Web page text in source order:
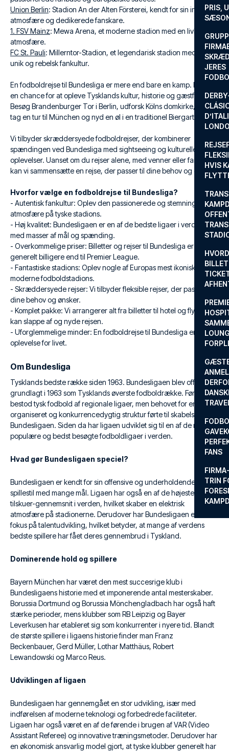
PRIS,
JERES
HVIS
FANS
TRIN
Union Berlin: Stadion An der Alten Försterei, kendt for sin intime
atmosfære og dedikerede fanskare.
1. FSV Mainz: Mewa Arena, et moderne stadion med en livlig
atmosfære.
FC St. Pauli: Millerntor-Stadion, et legendarisk stadion med en
unik og rebelsk fankultur.
En fodboldrejse til Bundesliga er mere end bare en kamp. Det er
en chance for at opleve Tysklands kultur, historie og gæstfrihed.
Besøg Brandenburger Tor i Berlin, udforsk Kölns domkirke, eller
tag en tur til München og nyd en øl i en traditionel Biergarten.
Vi tilbyder skræddersyede fodboldrejser, der kombinerer
spændingen ved Bundesliga med sightseeing og kulturelle
oplevelser. Uanset om du rejser alene, med venner eller familie,
kan vi sammensætte en rejse, der passer til dine behov og ønsker.
Hvorfor vælge en fodboldrejse til Bundesliga?
- Autentisk fankultur: Oplev den passionerede og stemningsfyldte
atmosfære på tyske stadions.
- Høj kvalitet: Bundesligaen er en af de bedste ligaer i verden
med masser af mål og spænding.
- Overkommelige priser: Billetter og rejser til Bundesliga er
generelt billigere end til Premier League.
- Fantastiske stadions: Oplev nogle af Europas mest ikoniske og
moderne fodboldstadions.
- Skræddersyede rejser: Vi tilbyder fleksible rejser, der passer til
dine behov og ønsker.
- Komplet pakke: Vi arrangerer alt fra billetter til hotel og fly, så du
kan slappe af og nyde rejsen.
- Uforglemmelige minder: En fodboldrejse til Bundesliga er en
oplevelse for livet.
Om Bundesliga
Tysklands bedste række siden 1963. Bundesligaen blev officielt
grundlagt i 1963 som Tysklands øverste fodboldrække. Før dette
bestod tysk fodbold af regionale ligaer, men behovet for en mere
organiseret og konkurrencedygtig struktur førte til skabelsen af
Bundesligaen. Siden da har ligaen udviklet sig til en af de mest
populære og bedst besøgte fodboldligaer i verden.
Hvad gør Bundesligaen speciel?
Bundesligaen er kendt for sin offensive og underholdende
spillestil med mange mål. Ligaen har også en af de højeste
tilskuer-gennemsnit i verden, hvilket skaber en elektrisk
atmosfære på stadionerne. Derudover har Bundesligaen et stærkt
fokus på talentudvikling, hvilket betyder, at mange af verdens
bedste spillere har fået deres gennembrud i Tyskland.
Dominerende hold og spillere
Bayern München har været den mest succesrige klub i
Bundesligaens historie med et imponerende antal mesterskaber.
Borussia Dortmund og Borussia Mönchengladbach har også haft
stærke perioder, mens klubber som RB Leipzig og Bayer
Leverkusen har etableret sig som konkurrenter i nyere tid. Blandt
de største spillere i ligaens historie finder man Franz
Beckenbauer, Gerd Müller, Lothar Matthäus, Robert
Lewandowski og Marco Reus.
Udviklingen af ligaen
Bundesligaen har gennemgået en stor udvikling, især med
indførelsen af moderne teknologi og forbedrede faciliteter.
Ligaen har også været en af de førende i brugen af VAR (Video
Assistant Referee) og innovative træningsmetoder. Derudover har
en økonomisk ansvarlig model gjort, at tyske klubber generelt har